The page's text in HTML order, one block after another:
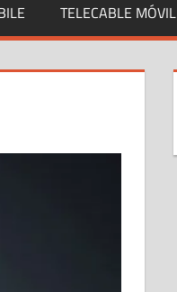
TELECABLE MÓVIL